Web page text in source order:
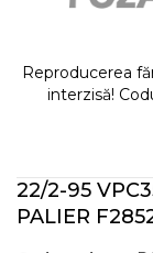
Reproducerea
interzisă!
22/2-95
PALIER